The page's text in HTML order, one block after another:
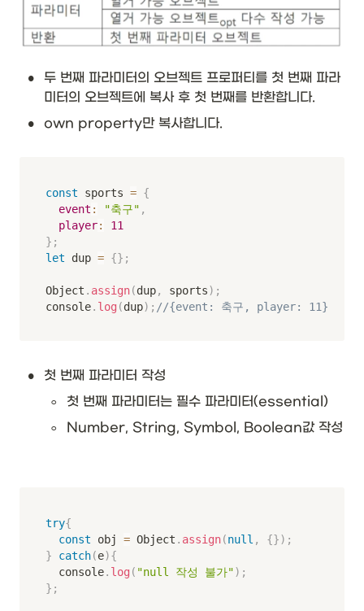
•
두 번째 파라미터의 오브젝트 프로퍼티를 첫 번째 파라
미터의 오브젝트에 복사 후 첫 번째를 반환합니다.
• own property만 복사합니다.
const sports = {
event : "축구" ,
player:
11
} ;
let dup = {} ;
Object . assign(dup, sports) ;
console. log (dup) ; //{event: 축구, player: 11}
• 첫 번째 파라미터 작성
◦ 첫 번째 파라미터는 필수 파라미터(essential)
◦ Number, String, Symbol, Boolean값 작성
try{
const obj = Object . assign(null , {}) ;
}
catch(e){
	console
. log ( "null 작성 불가") ;
} ;